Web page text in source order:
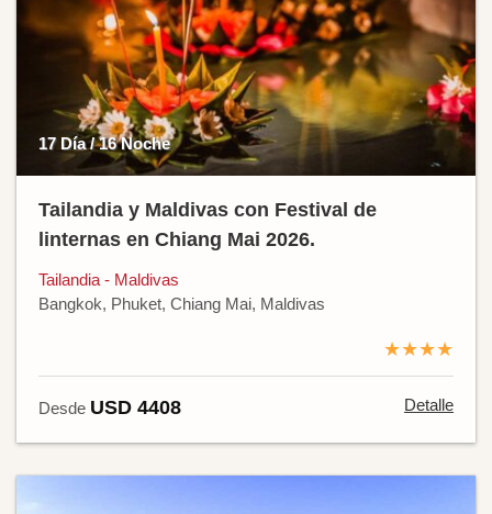
17 Día / 16 Noche
Tailandia y Maldivas con Festival de
linternas en Chiang Mai 2026.
Tailandia - Maldivas
Bangkok, Phuket, Chiang Mai, Maldivas
★★★★
Desde USD 4408 Detalle